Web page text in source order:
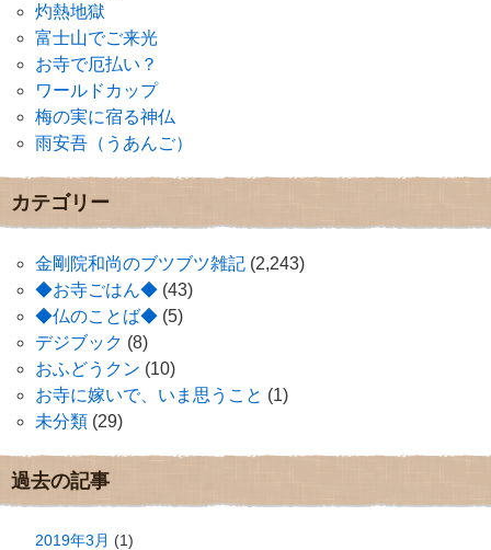
灼熱地獄
富士山でご来光
お寺で厄払い？
ワールドカップ
梅の実に宿る神仏
雨安吾（うあんご）
カテゴリー
金剛院和尚のブツブツ雑記 (2,243)
◆お寺ごはん◆ (43)
◆仏のことば◆ (5)
デジブック (8)
おふどうクン (10)
お寺に嫁いで、いま思うこと (1)
未分類 (29)
過去の記事
2019年3月 (1)